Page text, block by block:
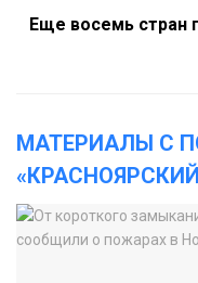
Еще восемь стран
МАТЕРИАЛЫ С